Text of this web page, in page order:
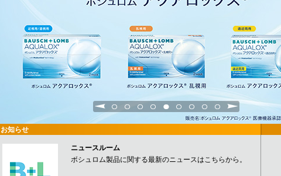
1 2 3 4 5 6 7 8 9
お知らせ
ニュースルーム
ボシュロム製品に関する最新のニュースはこちらから。